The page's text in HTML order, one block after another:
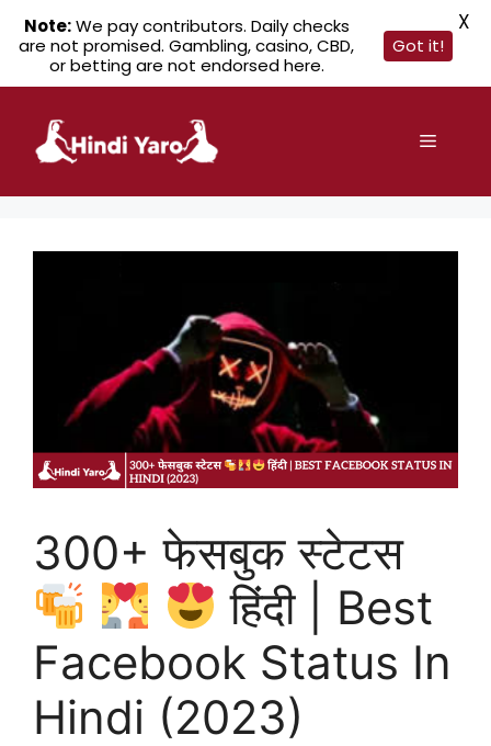
content
Menu
300+ फेसबुक स्टेटस
हिंदी | Best
Facebook Status In
Hindi (2023)
Note:We pay contributors. Daily checks
are not promised. Gambling, casino, CBD,
or betting are not endorsed here.
Got it!
X